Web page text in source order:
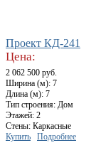
Проект КД-241
Цена:
2 062 500 руб.
Ширина (м): 7
Длина (м): 7
Тип строения: Дом
Этажей: 2
Стены: Каркасные
Купить
Подробнее